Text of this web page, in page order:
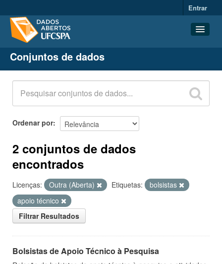
Entrar
Conjuntos de dados
Organizações
Grupos
Sobre
Conjuntos de dados
Ordenar por
2 conjuntos de dados
encontrados
Licenças: Outra (Aberta) Etiquetas:
bolsistas
apoio técnico
Filtrar Resultados
Bolsistas de Apoio Técnico à Pesquisa